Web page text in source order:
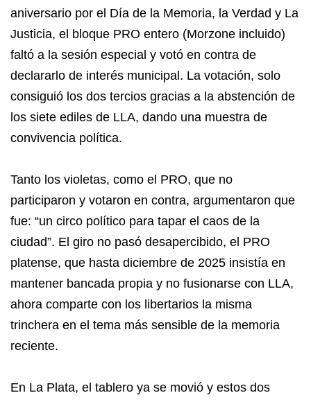
aniversario por el Día de la Memoria, la Verdad y La
Justicia, el bloque PRO entero (Morzone incluido)
faltó a la sesión especial y votó en contra de
declararlo de interés municipal. La votación, solo
consiguió los dos tercios gracias a la abstención de
los siete ediles de LLA, dando una muestra de
convivencia política.
Tanto los violetas, como el PRO, que no
participaron y votaron en contra, argumentaron que
fue: “un circo político para tapar el caos de la
ciudad”. El giro no pasó desapercibido, el PRO
platense, que hasta diciembre de 2025 insistía en
mantener bancada propia y no fusionarse con LLA,
ahora comparte con los libertarios la misma
trinchera en el tema más sensible de la memoria
reciente.
En La Plata, el tablero ya se movió y estos dos